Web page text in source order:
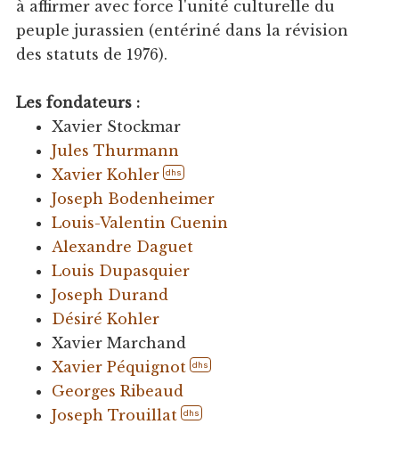
à affirmer avec force l'unité culturelle du
peuple jurassien (entériné dans la révision
des statuts de 1976).
Les fondateurs :
Xavier Stockmar
Jules Thurmann
Xavier Kohler
dhs
Joseph Bodenheimer
Louis-Valentin Cuenin
Alexandre Daguet
Louis Dupasquier
Joseph Durand
Désiré Kohler
Xavier Marchand
Xavier Péquignot
dhs
Georges Ribeaud
Joseph Trouillat
dhs